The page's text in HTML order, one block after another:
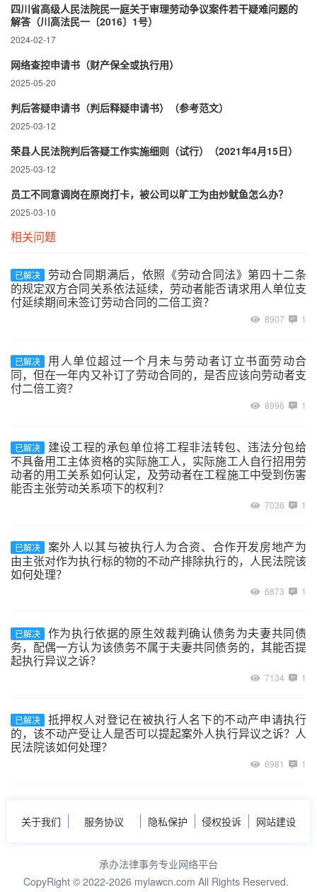
四川省高级人民法院民一庭关于审理劳动争议案件若干疑难问题的
解答（川高法民一〔2016〕1号）
2024-02-17
网络查控申请书（财产保全或执行用）
2025-05-20
判后答疑申请书（判后释疑申请书）（参考范文）
2025-03-12
荣县人民法院判后答疑工作实施细则（试行）（2021年4月15日）
2025-03-12
员工不同意调岗在原岗打卡，被公司以旷工为由炒鱿鱼怎么办？
2025-03-10
相关问题
已解决
劳动合同期满后，依照《劳动合同法》第四十二条
的规定双方合同关系依法延续，劳动者能否请求用人单位支
付延续期间未签订劳动合同的二倍工资？
8907 1
已解决
用人单位超过一个月未与劳动者订立书面劳动合
同，但在一年内又补订了劳动合同的，是否应该向劳动者支
付二倍工资？
8996 1
已解决
建设工程的承包单位将工程非法转包、违法分包给
不具备用工主体资格的实际施工人，实际施工人自行招用劳
动者的用工关系如何认定，及劳动者在工程施工中受到伤害
能否主张劳动关系项下的权利？
7036 1
已解决
案外人以其与被执行人为合资、合作开发房地产为
由主张对作为执行标的物的不动产排除执行的，人民法院该
如何处理？
6873 1
已解决
作为执行依据的原生效裁判确认债务为夫妻共同债
务，配偶一方认为该债务不属于夫妻共同债务的，其能否提
起执行异议之诉？
7134 1
已解决
抵押权人对登记在被执行人名下的不动产申请执行
的，该不动产受让人是否可以提起案外人执行异议之诉？人
民法院该如何处理？
6981 1
关于我们 服务协议 隐私保护 侵权投诉 网站建设
承办法律事务专业网络平台
CopyRight © 2022-2026 mylawcn.com All Rights Reserved.